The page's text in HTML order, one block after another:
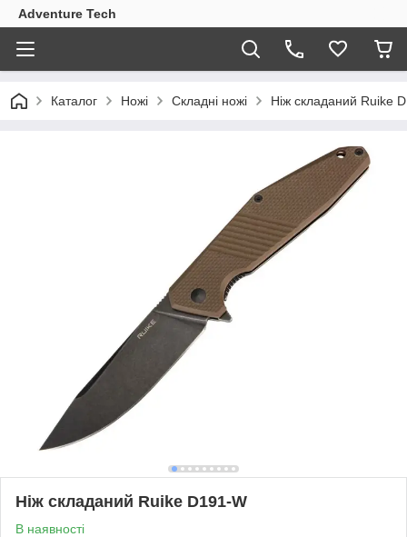
Adventure Tech
Каталог Ножі Складні ножі Ніж складаний Ruike
Ніж складаний Ruike D191-W
В наявності